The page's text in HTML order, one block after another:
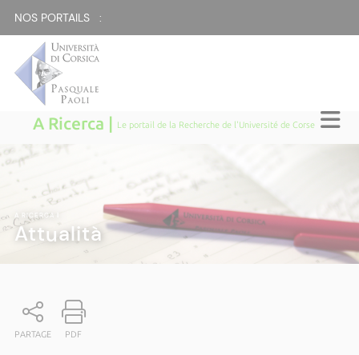
NOS PORTAILS :
A Ricerca | Le portail de la Recherche de l'Université de Corse
A RICERCA
Attualità
PARTAGE PDF